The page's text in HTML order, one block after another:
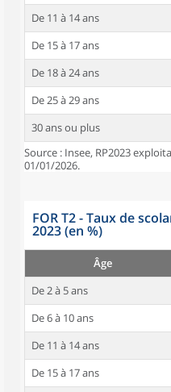
De 11 à 14 ans
De 15 à 17 ans
De 18 à 24 ans
De 25 à 29 ans
30 ans ou plus
Source : Insee, RP2023
01/01/2026.
FOR T2 - Taux de
2023 (en %)
Âge
De 2 à 5 ans
De 6 à 10 ans
De 11 à 14 ans
De 15 à 17 ans